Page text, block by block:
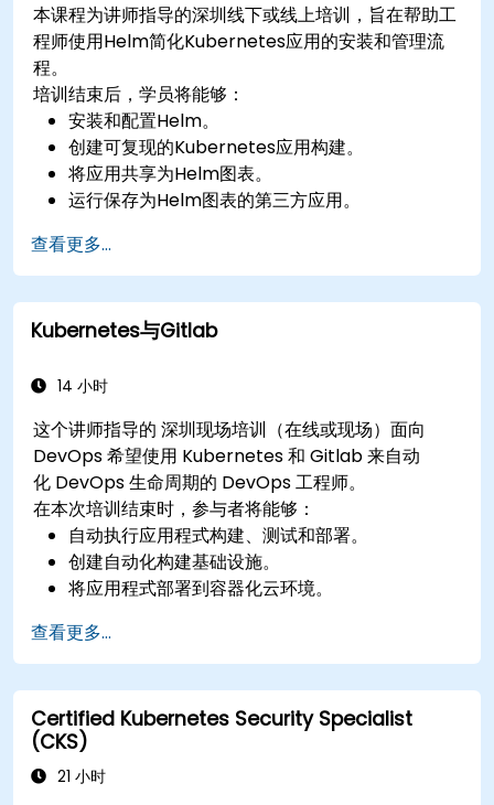
本课程为讲师指导的深圳线下或线上培训，旨在帮助工
程师使用Helm简化Kubernetes应用的安装和管理流
程。
培训结束后，学员将能够：
安装和配置Helm。
创建可复现的Kubernetes应用构建。
将应用共享为Helm图表。
运行保存为Helm图表的第三方应用。
查看更多...
Kubernetes与Gitlab
14 小时
这个讲师指导的 深圳现场培训（在线或现场）面向
DevOps 希望使用 Kubernetes 和 Gitlab 来自动
化 DevOps 生命周期的 DevOps 工程师。
在本次培训结束时，参与者将能够：
自动执行应用程式构建、测试和部署。
创建自动化构建基础设施。
将应用程式部署到容器化云环境。
查看更多...
Certified Kubernetes Security Specialist
(CKS)
21 小时